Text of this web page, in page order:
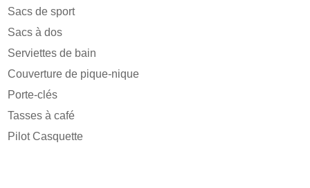
Sacs de sport
Sacs à dos
Serviettes de bain
Couverture de pique-nique
Porte-clés
Tasses à café
Pilot Casquette